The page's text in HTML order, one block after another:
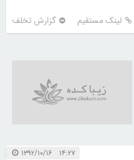
لینک مستقیم گزارش تخلف
۱۴:۲۷ ۱۳۹۲/۱۰/۱۶